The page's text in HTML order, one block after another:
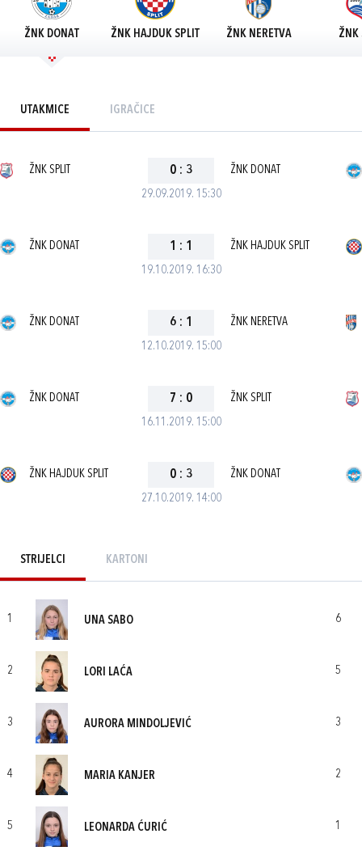
ŽNK DONAT ŽNK HAJDUK SPLIT ŽNK NERETVA ŽNK
UTAKMICE IGRAČICE
29.09.2019. 15:30
ŽNK SPLIT 0 : 3 ŽNK DONAT
19.10.2019. 16:30
ŽNK DONAT 1 : 1 ŽNK HAJDUK SPLIT
12.10.2019. 15:00
ŽNK DONAT 6 : 1 ŽNK NERETVA
16.11.2019. 15:00
ŽNK DONAT 7 : 0 ŽNK SPLIT
27.10.2019. 14:00
ŽNK HAJDUK SPLIT 0 : 3 ŽNK DONAT
STRIJELCI KARTONI
1 UNA SABO 6
2 LORI LAĆA 5
3 AURORA MINDOLJEVIĆ 3
4 MARIA KANJER 2
5 LEONARDA ĆURIĆ 1